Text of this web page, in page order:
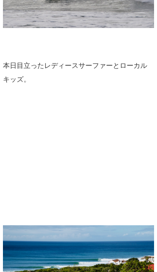
本日目立ったレディースサーファーとローカル
キッズ。